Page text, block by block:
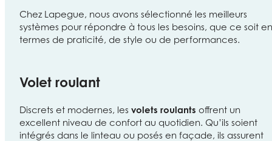
Chez Lapegue, nous avons sélectionné les meilleurs
systèmes pour répondre à tous les besoins, que ce soit en
termes de praticité, de style ou de performances.
Volet roulant
Discrets et modernes, les volets roulants offrent un
excellent niveau de confort au quotidien. Qu’ils soient
intégrés dans le linteau ou posés en façade, ils assurent